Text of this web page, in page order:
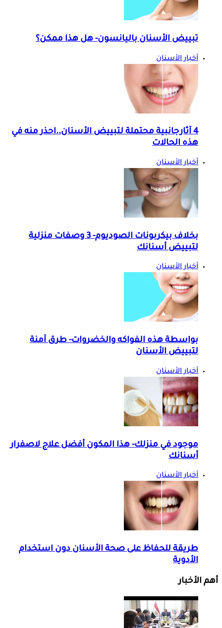
تبييض الأسنان باليانسون- هل هذا ممكن؟
أخبار الأسنان
4 آثارجانبية محتملة لتبييض الأسنان..احذر منه في
هذه الحالات
أخبار الأسنان
بخلاف بيكربونات الصوديوم- 3 وصفات منزلية
لتبييض أسنانك
أخبار الأسنان
بواسطة هذه الفواكه والخضروات- طرق آمنة
لتبييض الأسنان
أخبار الأسنان
موجود في منزلك- هذا المكون أفضل علاج لاصفرار
أسنانك
أخبار الأسنان
طريقة للحفاظ على صحة الأسنان دون استخدام
الأدوية
أهم الأخبار